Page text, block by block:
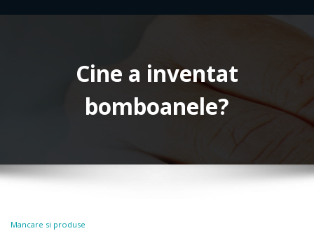
Cine a inventat
bomboanele?
Mancare si produse